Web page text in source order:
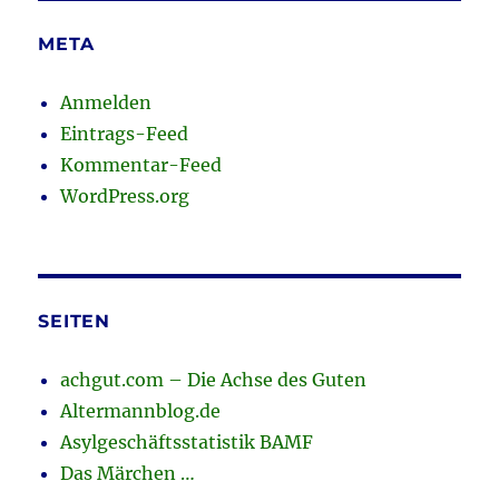
META
Anmelden
Eintrags-Feed
Kommentar-Feed
WordPress.org
SEITEN
achgut.com – Die Achse des Guten
Altermannblog.de
Asylgeschäftsstatistik BAMF
Das Märchen …